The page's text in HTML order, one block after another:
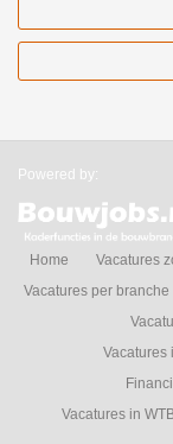
Powered by:
Home Vacatures
Vacatures per branche
Vacatures
Vacatures in